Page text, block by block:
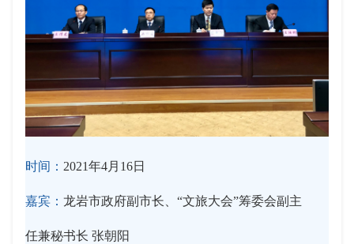
时间： 2021年4月16日
嘉宾： 龙岩市政府副市长、“文旅大会”筹委会副主
任兼秘书长 张朝阳